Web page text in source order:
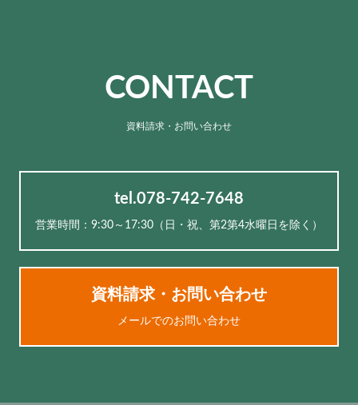
CONTACT
資料請求・お問い合わせ
tel.078-742-7648
営業時間：9:30～17:30（⽇・祝、第2第4水曜日を除く）
資料請求・お問い合わせ
メールでのお問い合わせ